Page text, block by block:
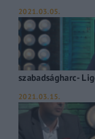
2021.03.05.
szabadságharc-
2021.03.15.